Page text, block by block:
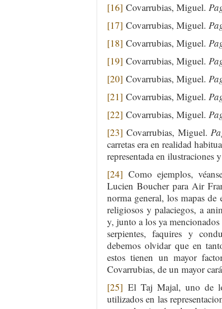
[16] Covarrubias, Miguel.
[17] Covarrubias, Miguel.
[18] Covarrubias, Miguel.
[19] Covarrubias, Miguel.
[20] Covarrubias, Miguel.
[21] Covarrubias, Miguel.
[22] Covarrubias, Miguel.
[23] Covarrubias, Miguel.
carretas era en realidad
representada en ilustraciones
[24] Como ejemplos,
Lucien Boucher para Air
norma general, los mapas de
religiosos y palaciegos, a
y, junto a los ya mencionados
serpientes, faquires y
debemos olvidar que en
estos tienen un mayor
Covarrubias, de un mayor
[25] El Taj Majal, uno de
utilizados en las